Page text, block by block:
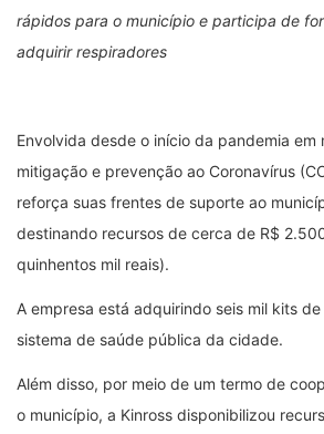
rápidos para o município e participa de
adquirir respiradores
Envolvida desde o início da pandemia em
mitigação e prevenção ao Coronavírus
reforça suas frentes de suporte ao
destinando recursos de cerca de R$
quinhentos mil reais).
A empresa está adquirindo seis mil kits
sistema de saúde pública da cidade.
Além disso, por meio de um termo de
o município, a Kinross disponibilizou